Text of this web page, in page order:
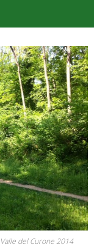
del Curone 2014